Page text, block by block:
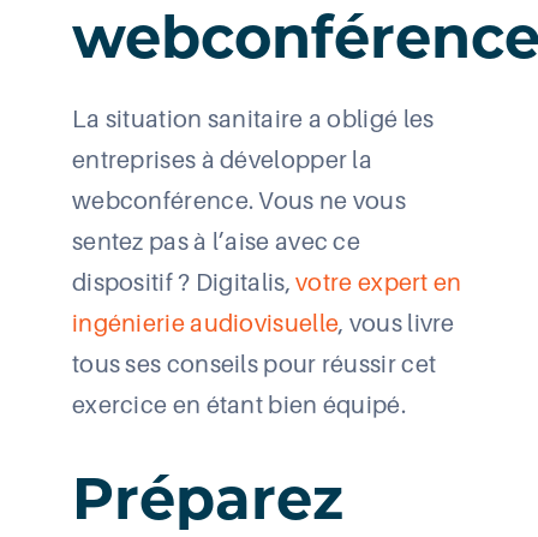
La situation sanitaire a obligé les
entreprises à développer la
webconférence. Vous ne vous
sentez pas à l’aise avec ce
dispositif ? Digitalis,votre expert en
ingénierie audiovisuelle, vous livre
tous ses conseils pour réussir cet
exercice en étant bien équipé.
Préparez